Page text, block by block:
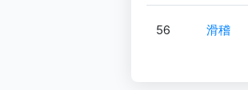
56 滑稽